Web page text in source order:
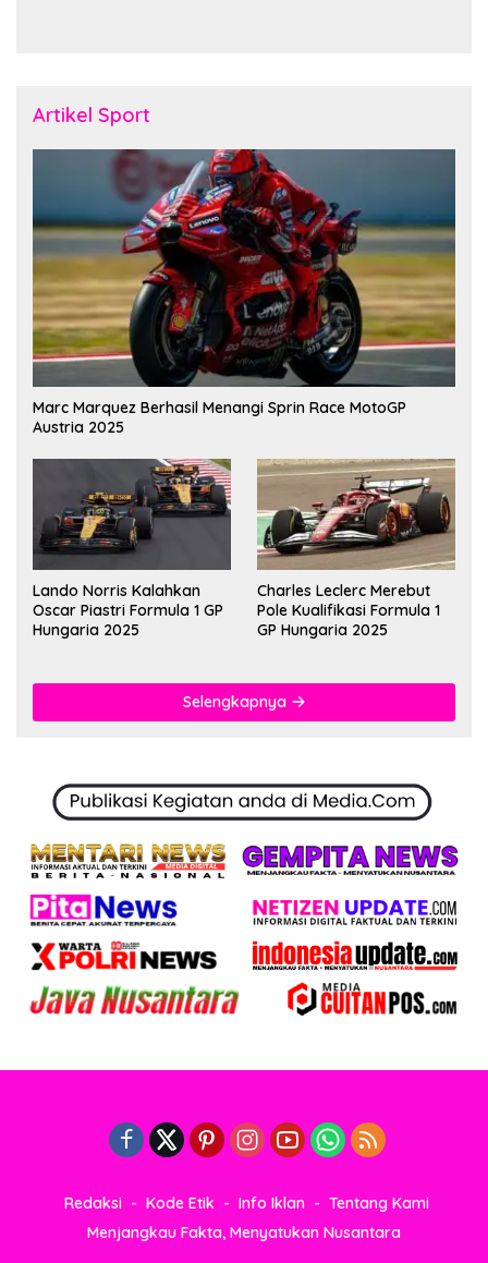
Artikel Sport
Marc Marquez Berhasil Menangi Sprin Race MotoGP
Austria 2025
Lando Norris Kalahkan
Oscar Piastri Formula 1 GP
Hungaria 2025
Charles Leclerc Merebut
Pole Kualifikasi Formula 1
GP Hungaria 2025
Selengkapnya
Redaksi Kode Etik Info Iklan
Tentang Kami
Menjangkau Fakta, Menyatukan Nusantara